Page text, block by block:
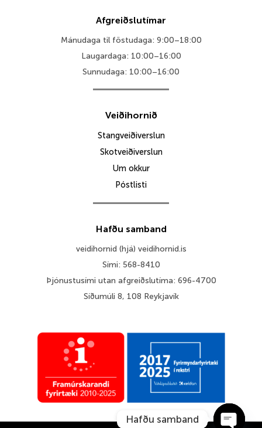
Afgreiðslutímar
Mánudaga til föstudaga: 9:00–18:00
Laugardaga: 10:00–16:00
Sunnudaga: 10:00–16:00
Veiðihornið
Stangveiðiverslun
Skotveiðiverslun
Um okkur
Póstlisti
Hafðu samband
veidihornid (hjá) veidihornid.is
Sími: 568-8410
Þjónustusími utan afgreiðslutíma: 696-4700
Síðumúli 8, 108 Reykjavík
Hafðu samband